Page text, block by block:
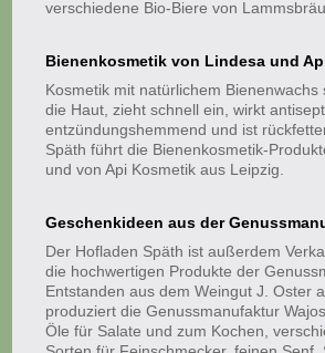
verschiedene Bio-Biere von Lammsbräu.
Bienenkosmetik von Lindesa und
Kosmetik mit natürlichem Bienenwachs
die Haut, zieht schnell ein, wirkt
entzündungshemmend und ist
Späth führt die Bienenkosmetik-
und von Api Kosmetik aus Leipzig.
Geschenkideen aus der
Der Hofladen Späth ist außerdem
die hochwertigen Produkte der
Entstanden aus dem Weingut J. Oster
produziert die Genussmanufaktur
Öle für Salate und zum Kochen,